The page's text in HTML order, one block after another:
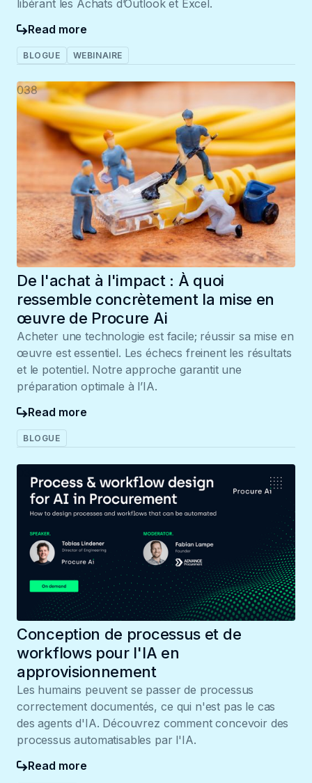
libérant les Achats d’Outlook et Excel.
Read more
BLOGUE WEBINAIRE
De l'achat à l'impact : À quoi
ressemble concrètement la mise en
œuvre de Procure Ai
Acheter une technologie est facile; réussir sa mise en
œuvre est essentiel. Les échecs freinent les résultats
et le potentiel. Notre approche garantit une
préparation optimale à l’IA.
Read more
BLOGUE
038
Conception de processus et de
workflows pour l'IA en
approvisionnement
Les humains peuvent se passer de processus
correctement documentés, ce qui n'est pas le cas
des agents d'IA. Découvrez comment concevoir des
processus automatisables par l'IA.
Read more